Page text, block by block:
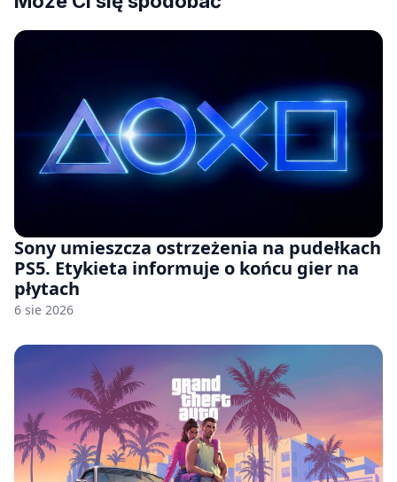
Sony umieszcza ostrzeżenia na pudełkach
PS5. Etykieta informuje o końcu gier na
płytach
6 sie 2026